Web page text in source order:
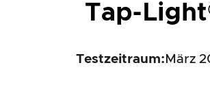
Tap-
Testzeitraum: März